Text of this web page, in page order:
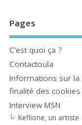
Pages
C’est quoi ça ?
Contactoula
Informations sur la
finalité des cookies
Interview MSN
Keflione, un artiste